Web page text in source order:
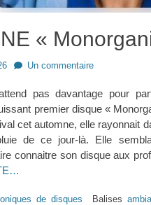
«
Un commentaire
pas davantage pour
premier disque «
cet automne, elle rayonnait
pluie de ce jour-là. Elle
connaitre son disque aux
de disques Balises